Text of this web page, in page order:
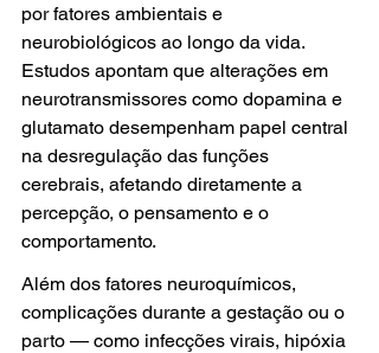
por fatores ambientais e
neurobiológicos ao longo da vida.
Estudos apontam que alterações em
neurotransmissores como dopamina e
glutamato desempenham papel central
na desregulação das funções
cerebrais, afetando diretamente a
percepção, o pensamento e o
comportamento.
Além dos fatores neuroquímicos,
complicações durante a gestação ou o
parto — como infecções virais, hipóxia